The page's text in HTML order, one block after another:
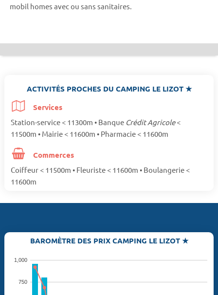
mobil homes avec ou sans sanitaires.
ACTIVITÉS PROCHES DU CAMPING LE LIZOT ★
Services
Station-service < 11300m • Banque Crédit Agricole<
11500m • Mairie < 11600m • Pharmacie < 11600m
Commerces
Coiffeur < 11500m • Fleuriste < 11600m • Boulangerie <
11600m
BAROMÈTRE DES PRIX CAMPING LE LIZOT ★
750
1,000